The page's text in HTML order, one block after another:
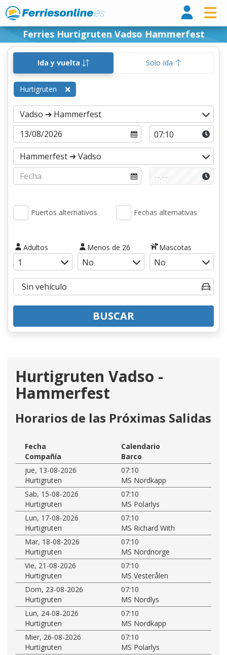
Ferries Hurtigruten Vadso Hammerfest
Ida y vuelta Solo Ida
Hurtigruten
Puertos alternativos Fechas alternativas
Adultos Menos de 26 Mascotas
BUSCAR
Hurtigruten Vadso -
Hammerfest
Horarios de las Próximas Salidas
Fecha
Calendario
Compañía
Barco
jue, 13-08-2026
07:10
Hurtigruten
MS Nordkapp
Sab, 15-08-2026
07:10
Hurtigruten
MS Polarlys
Lun, 17-08-2026
07:10
Hurtigruten
MS Richard With
Mar, 18-08-2026
07:10
Hurtigruten
MS Nordnorge
Vie, 21-08-2026
07:10
Hurtigruten
MS Vesterålen
Dom, 23-08-2026
07:10
Hurtigruten
MS Nordlys
Lun, 24-08-2026
07:10
Hurtigruten
MS Nordkapp
Mier, 26-08-2026
07:10
Hurtigruten
MS Polarlys